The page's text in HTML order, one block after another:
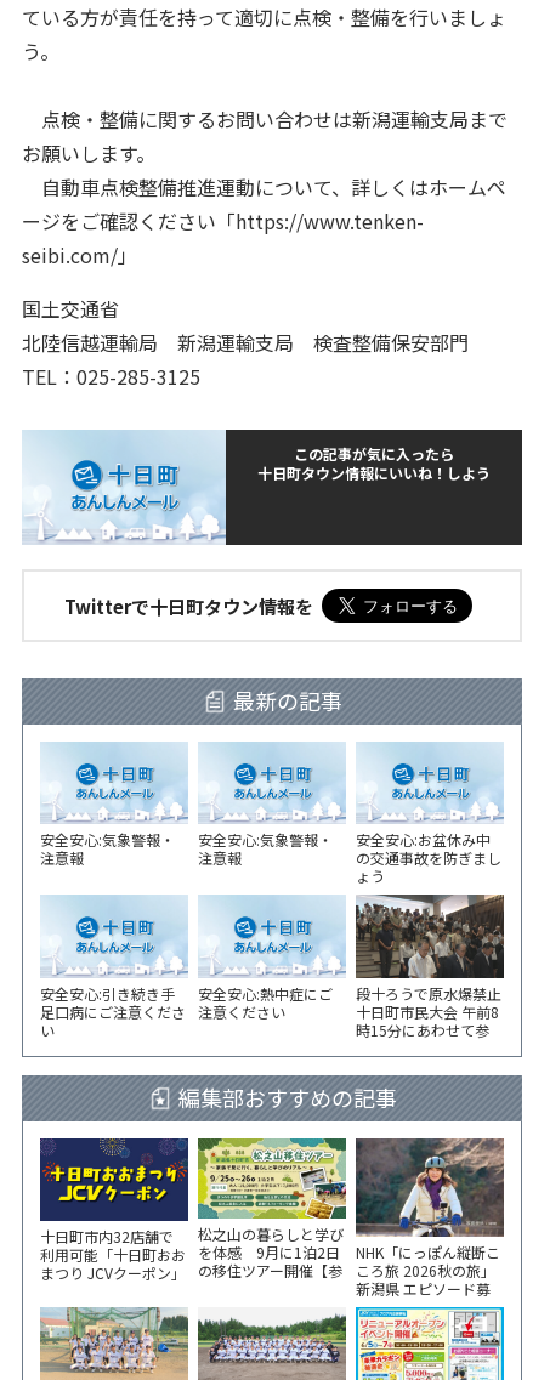
ている方が責任を持って適切に点検・整備を行いましょ
う。
点検・整備に関するお問い合わせは新潟運輸支局まで
お願いします。
自動車点検整備推進運動について、詳しくはホームペ
ージをご確認ください「https://www.tenken-
seibi.com/」
国土交通省
北陸信越運輸局 新潟運輸支局 検査整備保安部門
TEL：025-285-3125
この記事が気に入ったら
十日町タウン情報にいいね！しよう
Twitterで十日町タウン情報を
最新の記事
安全安心:気象警報・
注意報
安全安心:気象警報・
注意報
安全安心:お盆休み中
の交通事故を防ぎまし
ょう
安全安心:引き続き手
足口病にご注意くださ
い
安全安心:熱中症にご
注意ください
段十ろうで原水爆禁止
十日町市民大会 午前8
時15分にあわせて参
編集部おすすめの記事
十日町市内32店舗で
利用可能「十日町おお
まつり JCVクーポン」
い！
松之山の暮らしと学び
を体感 9月に1泊2日
の移住ツアー開催【参
NHK「にっぽん縦断こ
ころ旅 2026秋の旅」
新潟県 エピソード募
集中！